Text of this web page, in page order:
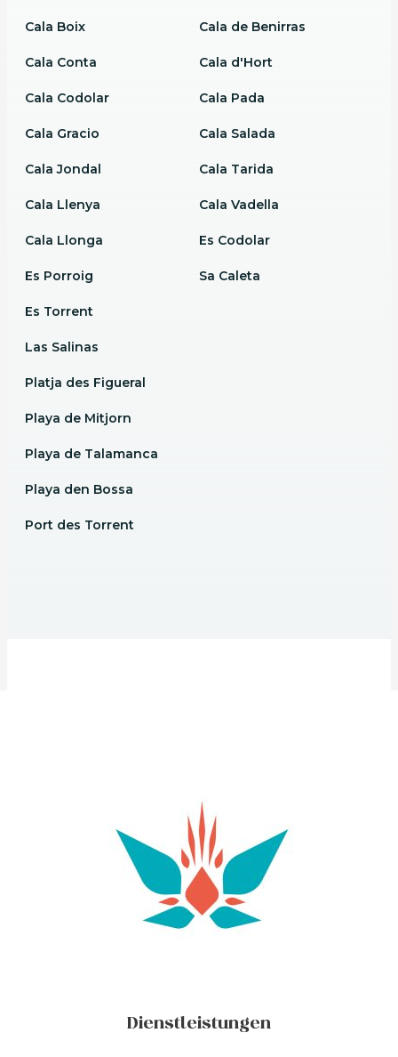
Cala Boix
Cala Conta
Cala Codolar
Cala Gracio
Cala Jondal
Cala Llenya
Cala Llonga
Cala de Benirras
Cala d'Hort
Cala Pada
Cala Salada
Cala Tarida
Cala Vadella
Es Codolar
Es Porroig
Es Torrent
Las Salinas
Platja des Figueral
Playa de Mitjorn
Playa de Talamanca
Playa den Bossa
Port des Torrent
Sa Caleta
Dienstleistungen